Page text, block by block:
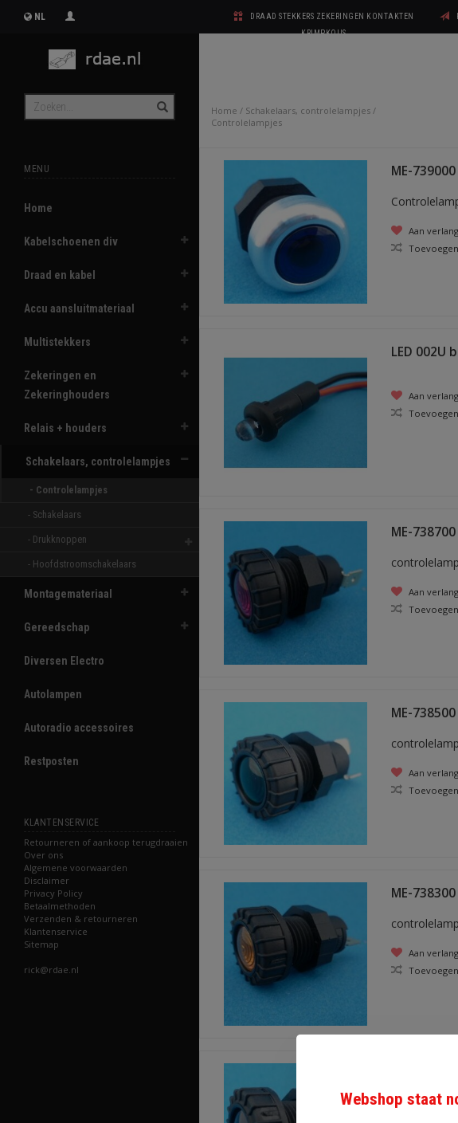
NL
DRAAD STEKKERS ZEKERINGEN KONTAKTEN
KRIMPKOUS
MENU
Home
Kabelschoenen div
Draad en kabel
Accu aansluitmateriaal
Multistekkers
Zekeringen en
Zekeringhouders
Relais + houders
Schakelaars, controlelampjes
- Controlelampjes
- Schakelaars
- Drukknoppen
- Hoofdstroomschakelaars
Montagemateriaal
Gereedschap
Diversen Electro
Autolampen
Autoradio accessoires
Restposten
KLANTENSERVICE
Retourneren of aankoop terugdraaien
Over ons
Algemene voorwaarden
Disclaimer
Privacy Policy
Betaalmethoden
Verzenden & retourneren
Klantenservice
Sitemap
rick@rdae.nl
Home / Schakelaars, controlelampjes /
Controlelampjes
ME-
Aan
LED 002U
Aan
ME-
Aan
ME-
Aan
ME-
Aan
Webshop staat